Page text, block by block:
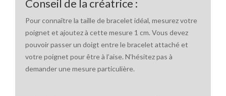
Conseil de la créatrice :
Pour connaître la taille de bracelet idéal, mesurez votre
poignet et ajoutez à cette mesure 1 cm. Vous devez
pouvoir passer un doigt entre le bracelet attaché et
votre poignet pour être à l’aise. N’hésitez pas à
demander une mesure particulière.